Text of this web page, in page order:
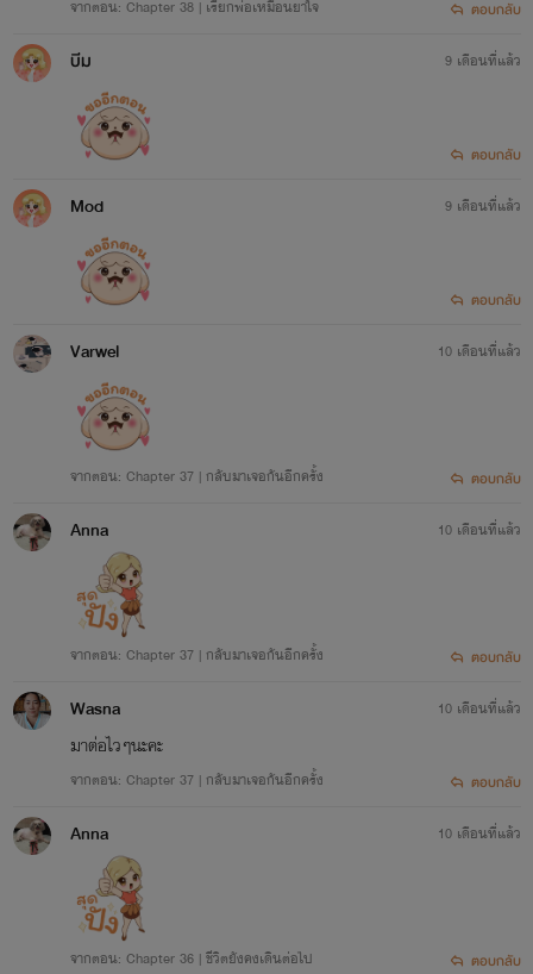
จากตอน: Chapter 38 | เรียกพ่อเหมือนยาใจ ตอบกลับ
บีม 9 เดือนที่แล้ว
ตอบกลับ
Mod 9 เดือนที่แล้ว
ตอบกลับ
Varwel
จากตอน: Chapter 37 | กลับมาเจอกันอีกครั้ง
10 เดือนที่แล้ว
ตอบกลับ
Anna
จากตอน: Chapter 37 | กลับมาเจอกันอีกครั้ง
10 เดือนที่แล้ว
ตอบกลับ
Wasna
มาต่อไวๆนะคะ
จากตอน: Chapter 37 | กลับมาเจอกันอีกครั้ง
10 เดือนที่แล้ว
ตอบกลับ
Anna
จากตอน: Chapter 36 | ชีวิตยังคงเดินต่อไป
10 เดือนที่แล้ว
ตอบกลับ